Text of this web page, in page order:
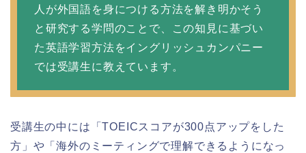
人が外国語を身につける方法を解き明かそう
と研究する学問のことで、この知見に基づい
た英語学習方法をイングリッシュカンパニー
では受講生に教えています。
受講生の中には「TOEICスコアが300点アップをした
方」や「海外のミーティングで理解できるようになっ